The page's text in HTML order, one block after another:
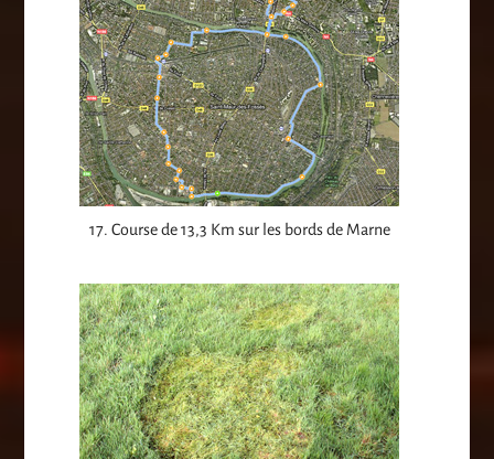
17. Course de 13,3 Km sur les bords de Marne